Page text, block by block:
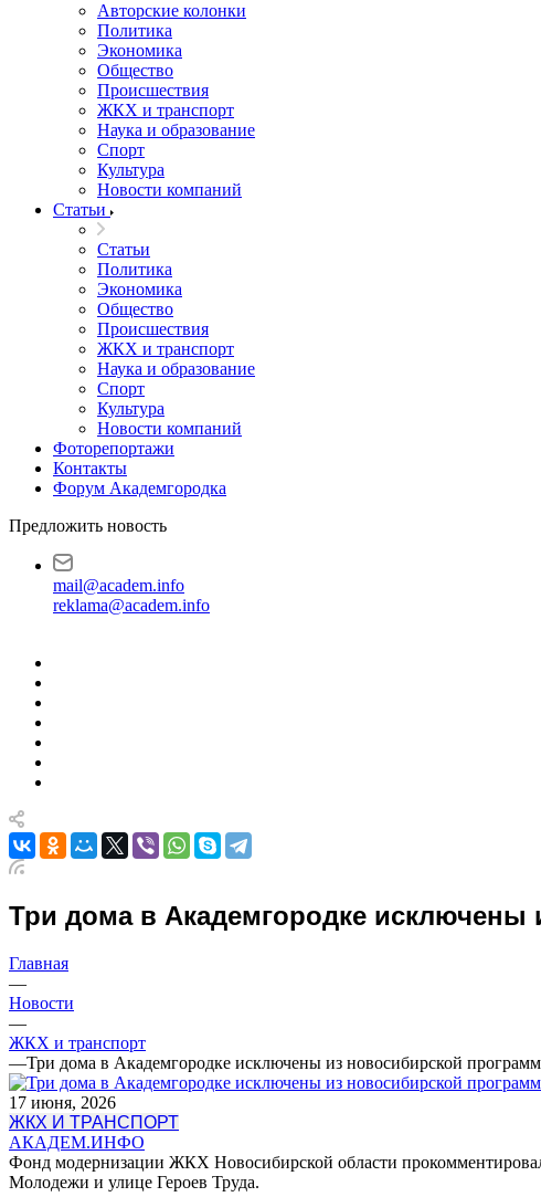
Авторские колонки
Политика
Экономика
Общество
Происшествия
ЖКХ и транспорт
Наука и образование
Спорт
Культура
Новости компаний
Статьи
Статьи
Политика
Экономика
Общество
Происшествия
ЖКХ и транспорт
Наука и образование
Спорт
Культура
Новости компаний
Фоторепортажи
Контакты
Форум Академгородка
Предложить новость
mail@academ.info
reklama@academ.info
Три дома в Академгородке
Главная
—
Новости
—
ЖКХ и транспорт
—Три дома в Академгородке исключены из новосибирской
17 июня, 2026
ЖКХ И ТРАНСПОРТ
АКАДЕМ.ИНФО
Фонд модернизации ЖКХ Новосибирской области
Молодежи и улице Героев Труда.